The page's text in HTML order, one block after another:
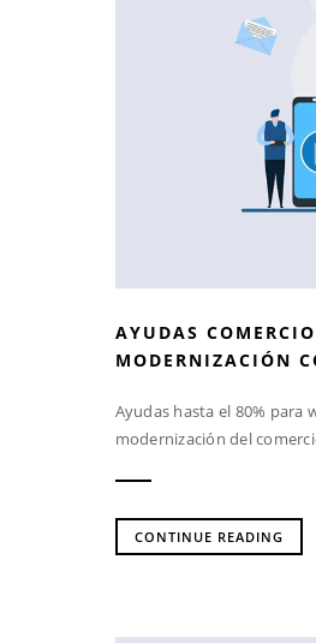
AYUDAS
MODERNIZACIÓN
Ayudas hasta el 80%
modernización del
CONTINUE READING